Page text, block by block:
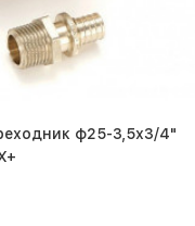
ф25-3,5х3/4"